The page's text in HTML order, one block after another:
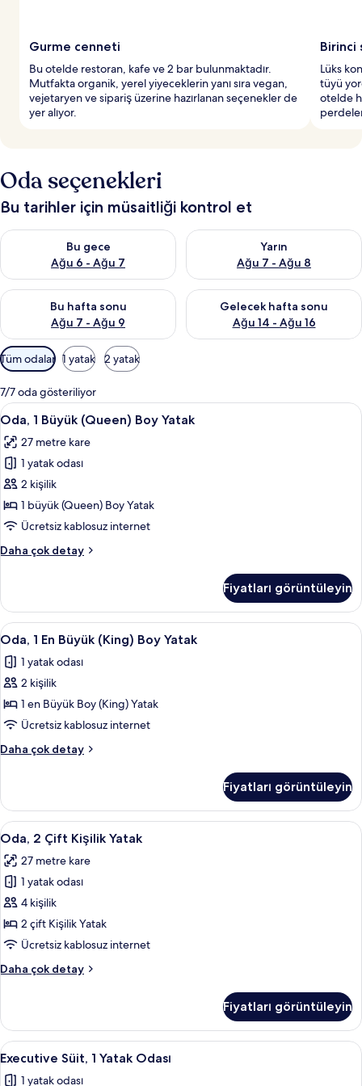
Gurme cenneti
Bu otelde restoran, kafe ve 2 bar bulunmaktadır.
Mutfakta organik, yerel yiyeceklerin yanı sıra vegan,
vejetaryen ve sipariş üzerine hazırlanan seçenekler de
yer alıyor.
Birinci
Lüks
tüyü
otelde
Oda seçenekleri
Bu tarihler için müsaitliği kontrol et
Bu gece
Ağu 6 - Ağu 7
Bu gece için müsaitliği kontrol et Ağu 6 - Ağu 7
Yarın
Ağu 7 - Ağu 8
Yarın için müsaitliği kontrol
Bu hafta sonu
Ağu 7 - Ağu 9
Bu hafta sonu için müsaitliği kontrol et Ağu 7 - Ağu 9
Gelecek hafta sonu
Ağu 14 - Ağu 16
Önümüzdeki hafta sonu için
Odalar
için
mevcut
filtreler
Tüm odalar 1 yatak 2 yatak
7/7 oda gösteriliyor
Oda,
1
Büyük
(Queen)
Boy
Yatak
için
fotoğrafları
Kaliteli yatak takımı, kuştüyü
6
Oda, 1 Büyük (Queen) Boy Yatak
27 metre kare
1 yatak odası
2 kişilik
1 büyük (Queen) Boy Yatak
Ücretsiz kablosuz internet
Daha çok detay
Oda,
Boy
Yatak
hakkında
fazla
detay
Fiyatları görüntüleyin
Oda,
1
En
Büyük
(King)
Boy
Yatak
için
fotoğrafları
görün
Kaliteli yatak takımı, kuştüyü
6
Oda, 1 En Büyük (King) Boy Yatak
1 yatak odası
2 kişilik
1 en Büyük Boy (King) Yatak
Ücretsiz kablosuz internet
Daha çok detay
Oda,
(King)
Boy
Yatak
daha
fazla
Fiyatları görüntüleyin
Oda,
2
Çift
Kişilik
Yatak
için
tüm
görün
Oda, 2 Çift Kişilik Yatak | Kaliteli
5
Oda, 2 Çift Kişilik Yatak
27 metre kare
1 yatak odası
4 kişilik
2 çift Kişilik Yatak
Ücretsiz kablosuz internet
Daha çok detay
Oda,
Yatak
hakkında
daha
Fiyatları görüntüleyin
Executive
Süit,
Executive Süit, 1 Yatak Odası |
5
Executive Süit, 1 Yatak Odası
1 yatak odası